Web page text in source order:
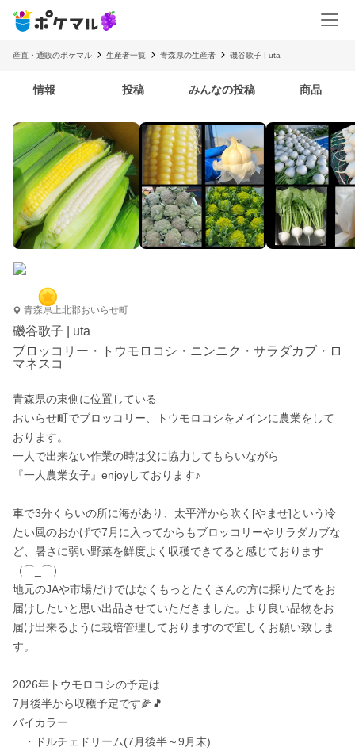
産直・通販のポケマル 生産者一覧 青森県の生産者 磯谷歌子 | uta
情報 投稿 みんなの投稿 商品
青森県上北郡おいらせ町
磯谷歌子 | uta
ブロッコリー・トウモロコシ・ニンニク・サラダカブ・ロ
マネスコ
青森県の東側に位置している
おいらせ町でブロッコリー、トウモロコシをメインに農業をして
おります。
一人で出来ない作業の時は父に協力してもらいながら
『一人農業女子』enjoyしております♪
車で3分くらいの所に海があり、太平洋から吹く[やませ]という冷
たい風のおかげで7月に入ってからもブロッコリーやサラダカブな
ど、暑さに弱い野菜を鮮度よく収穫できてると感じております
（⌒_⌒）
地元のJAや市場だけではなくもっとたくさんの方に採りたてをお
届けしたいと思い出品させていただきました。より良い品物をお
届け出来るように栽培管理しておりますので宜しくお願い致しま
す。
2026年トウモロコシの予定は
7月後半から収穫予定です🌽🎵
バイカラー
・ドルチェドリーム(7月後半～9月末)